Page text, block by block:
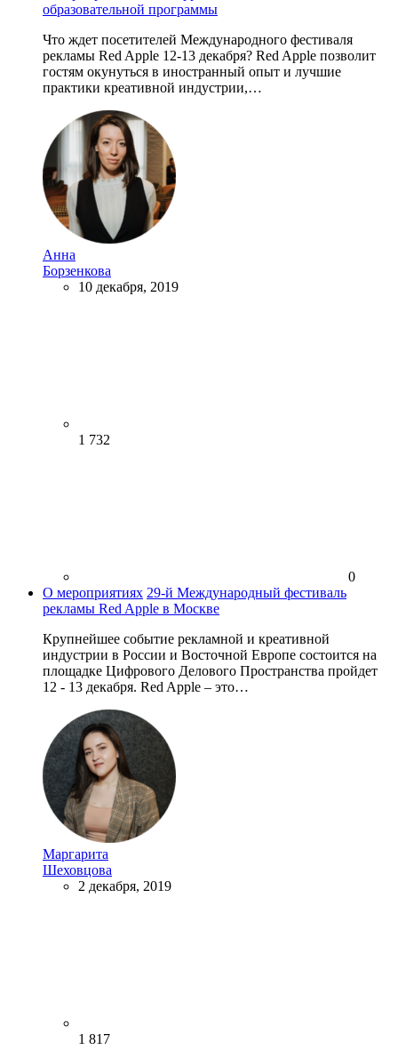
образовательной программы
Что ждет посетителей Международного фестиваля
рекламы Red Apple 12-13 декабря? Red Apple позволит
гостям окунуться в иностранный опыт и лучшие
практики креативной индустрии,…
Анна
Борзенкова
10 декабря, 2019
1 732
0
О мероприятиях 29-й Международный фестиваль
рекламы Red Apple в Москве
Крупнейшее событие рекламной и креативной
индустрии в России и Восточной Европе состоится на
площадке Цифрового Делового Пространства пройдет
12 - 13 декабря. Red Apple – это…
Маргарита
Шеховцова
2 декабря, 2019
1 817